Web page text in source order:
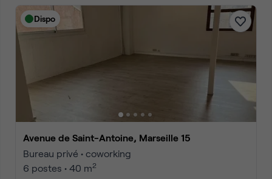
Dispo
Avenue de Saint-Antoine, Marseille 15
Bureau privé • coworking
6 postes • 40 m2